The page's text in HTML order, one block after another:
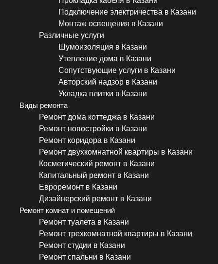
Подключение электричества в Казани
Монтаж освещения в Казани
Различные услуги
Шумоизоляция в Казани
Утепление дома в Казани
Сопутствующие услуги в Казани
Авторский надзор в Казани
Укладка плитки в Казани
Виды ремонта
Ремонт дома коттеджа в Казани
Ремонт новостройки в Казани
Ремонт коридора в Казани
Ремонт двухкомнатной квартиры в Казани
Косметический ремонт в Казани
Капитальный ремонт в Казани
Евроремонт в Казани
Дизайнерский ремонт в Казани
Ремонт комнат и помещений
Ремонт туалета в Казани
Ремонт трехкомнатной квартиры в Казани
Ремонт студии в Казани
Ремонт спальни в Казани